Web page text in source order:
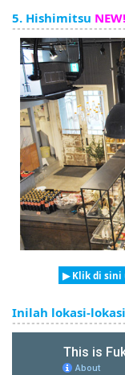
5. Hishimitsu NEW!
▶ Klik di sini
Inilah lokasi-